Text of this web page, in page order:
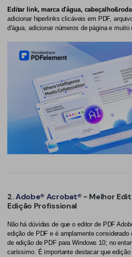
Editar link, marca d'água,
adicionar hiperlinks clicáveis em PDF,
d'água, adicionar números de página e muito
2.Adobe® Acrobat® - Melhor
Edição Profissional
Não há dúvidas de que o editor de PDF
edição de PDF e é amplamente considerado
de edição de PDF para Windows 10; no
caríssimo. É importante destacar que